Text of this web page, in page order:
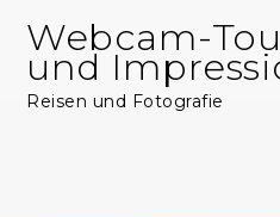
content
Webcam-
und
Reisen und Fotografie